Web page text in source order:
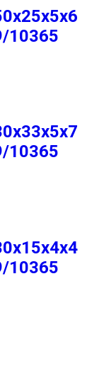
10365
10365
10365